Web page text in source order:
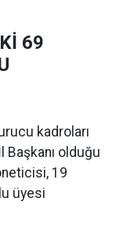
69
kadroları
Başkanı olduğu
19
üyesi